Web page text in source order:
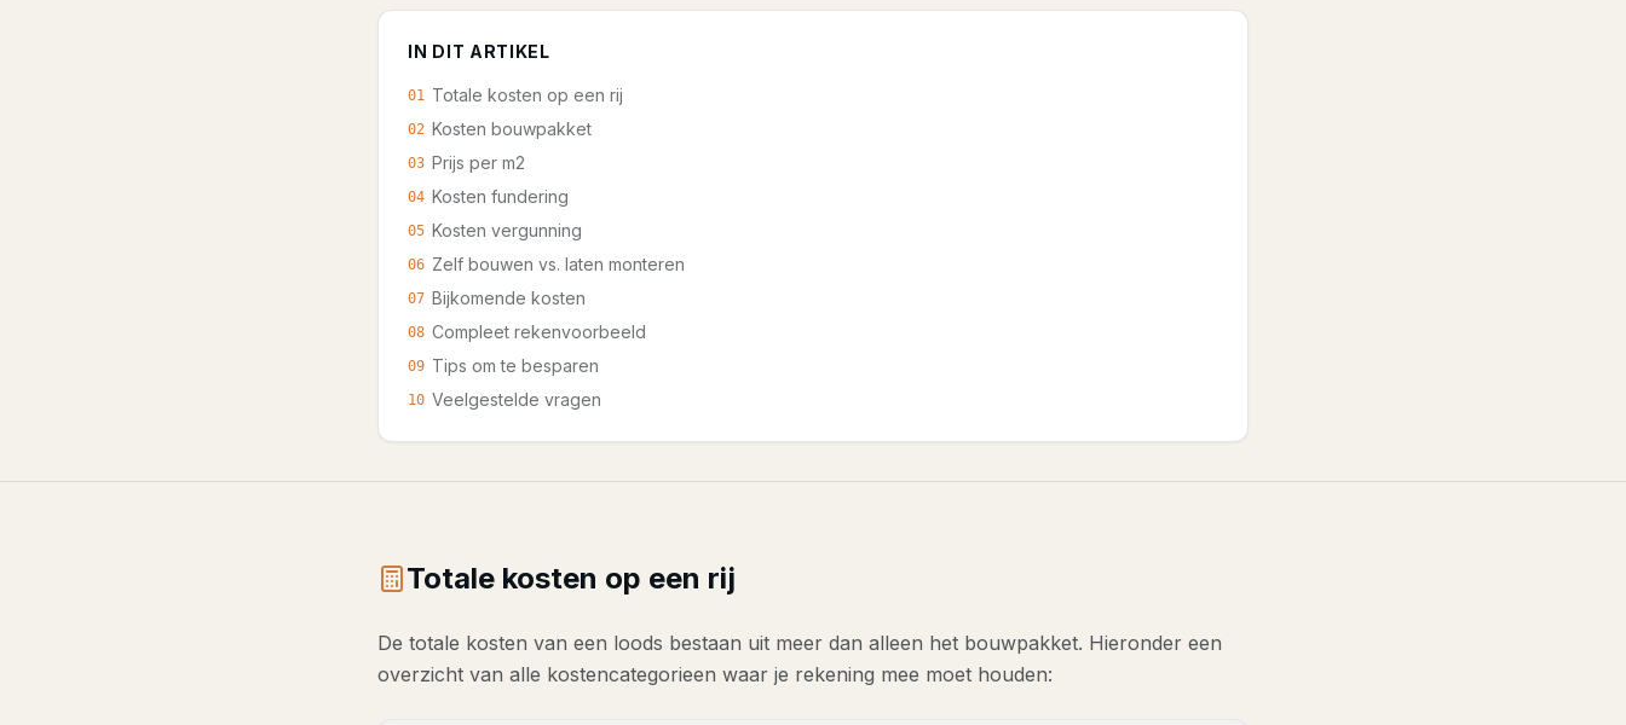
IN DIT ARTIKEL
01 Totale kosten op een rij
02 Kosten bouwpakket
03 Prijs per m2
04 Kosten fundering
05 Kosten vergunning
06 Zelf bouwen vs. laten monteren
07 Bijkomende kosten
08 Compleet rekenvoorbeeld
09 Tips om te besparen
10 Veelgestelde vragen
Totale kosten op een rij
De totale kosten van een loods bestaan uit meer dan alleen het bouwpakket. Hieronder een
overzicht van alle kostencategorieen waar je rekening mee moet houden: